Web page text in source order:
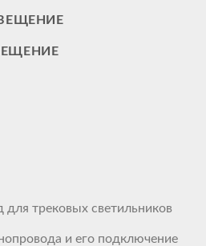
трековых светильников
и его подключение